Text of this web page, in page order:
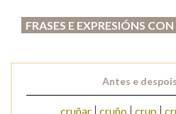
FRASES E EXPRESIÓNS CON
Antes e
cruñar cruño crup